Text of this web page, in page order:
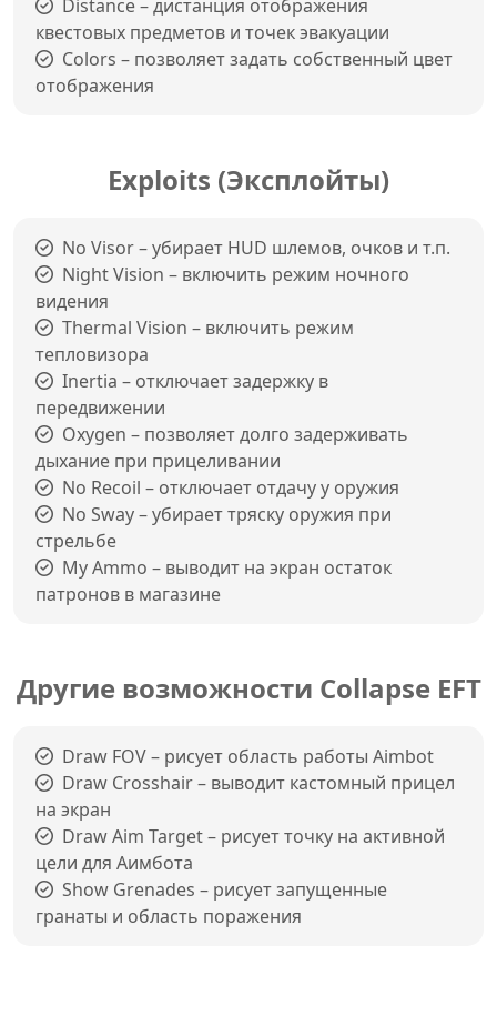
Distance – дистанция отображения
квестовых предметов и точек эвакуации
Colors – позволяет задать собственный цвет
отображения
Exploits (Эксплойты)
No Visor – убирает HUD шлемов, очков и т.п.
Night Vision – включить режим ночного
видения
Thermal Vision – включить режим
тепловизора
Inertia – отключает задержку в
передвижении
Oxygen – позволяет долго задерживать
дыхание при прицеливании
No Recoil – отключает отдачу у оружия
No Sway – убирает тряску оружия при
стрельбе
My Ammo – выводит на экран остаток
патронов в магазине
Другие возможности Collapse EFT
Draw FOV – рисует область работы Aimbot
Draw Crosshair – выводит кастомный прицел
на экран
Draw Aim Target – рисует точку на активной
цели для Аимбота
Show Grenades – рисует запущенные
гранаты и область поражения